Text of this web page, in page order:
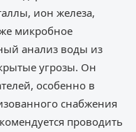
ион железа,
микробное
анализ воды из
угрозы. Он
особенно в
снабжения
проводить